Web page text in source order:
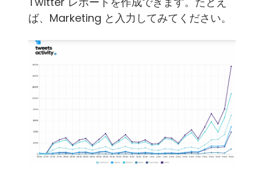
ば、Marketing と入力してみてください。